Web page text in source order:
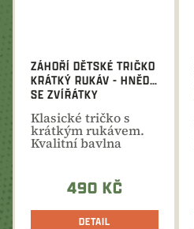
ZÁHOŘÍ DĚTSKÉ TRIČKO
KRÁTKÝ RUKÁV - HNĚDÉ
SE ZVÍŘÁTKY
Klasické tričko s
krátkým rukávem.
Kvalitní bavlna
490 KČ
DETAIL